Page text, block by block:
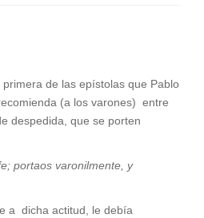
de las epístolas que Pablo
(a los varones) entre
despedida, que se porten
portaos varonilmente, y
a dicha actitud, le debía